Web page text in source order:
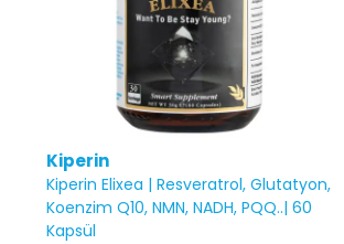
Kiperin
Kiperin Elixea | Resveratrol, Glutatyon,
Koenzim Q10, NMN, NADH, PQQ..| 60
Kapsül